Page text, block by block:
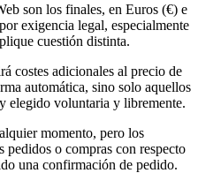
son los finales, en Euros (€) e
exigencia legal, especialmente
cuestión distinta.
costes adicionales al precio de
automática, sino solo aquellos
elegido voluntaria y libremente.
momento, pero los
pedidos o compras con respecto
una confirmación de pedido.